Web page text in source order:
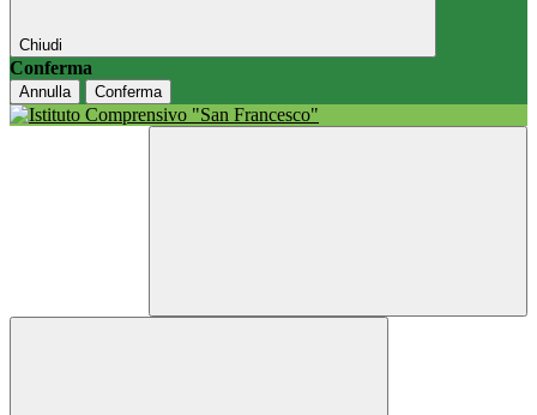
Chiudi
Conferma
Annulla Conferma